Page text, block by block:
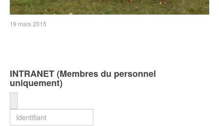
19 mars 2015
INTRANET (Membres du personnel
uniquement)